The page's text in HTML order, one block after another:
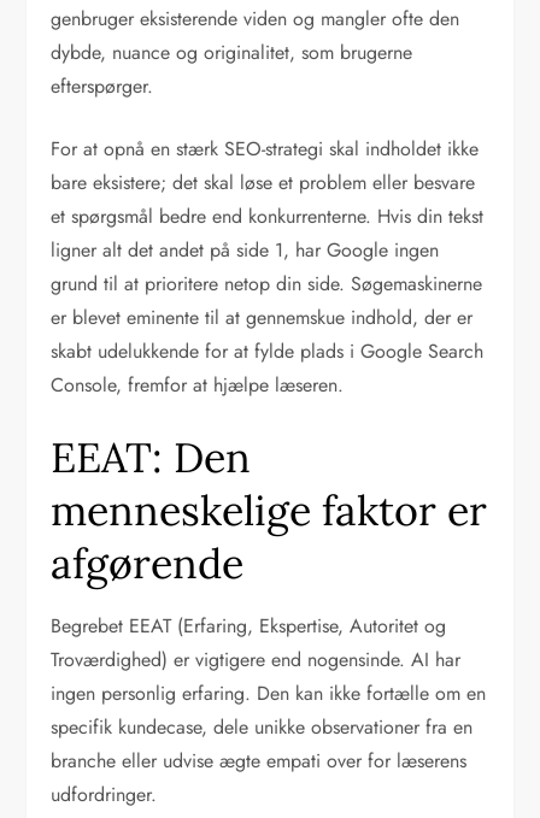
genbruger eksisterende viden og mangler ofte den
dybde, nuance og originalitet, som brugerne
efterspørger.
For at opnå en stærk SEO-strategi skal indholdet ikke
bare eksistere; det skal løse et problem eller besvare
et spørgsmål bedre end konkurrenterne. Hvis din tekst
ligner alt det andet på side 1, har Google ingen
grund til at prioritere netop din side. Søgemaskinerne
er blevet eminente til at gennemskue indhold, der er
skabt udelukkende for at fylde plads i Google Search
Console, fremfor at hjælpe læseren.
EEAT: Den
menneskelige faktor er
afgørende
Begrebet EEAT (Erfaring, Ekspertise, Autoritet og
Troværdighed) er vigtigere end nogensinde. AI har
ingen personlig erfaring. Den kan ikke fortælle om en
specifik kundecase, dele unikke observationer fra en
branche eller udvise ægte empati over for læserens
udfordringer.